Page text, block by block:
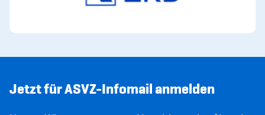
Jetzt für ASVZ-Infomail anmelden